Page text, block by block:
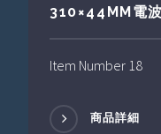
310×44MM電
Item Number 18
商品詳細